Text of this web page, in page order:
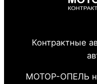
Контрактные
МОТОР-ОПЕЛЬ